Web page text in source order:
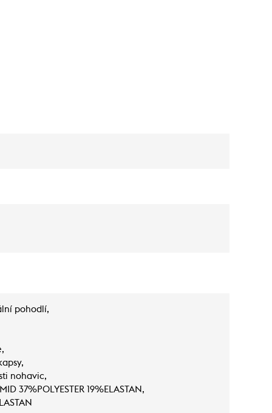
pohodlí,
nohavic,
37%POLYESTER 19%ELASTAN,